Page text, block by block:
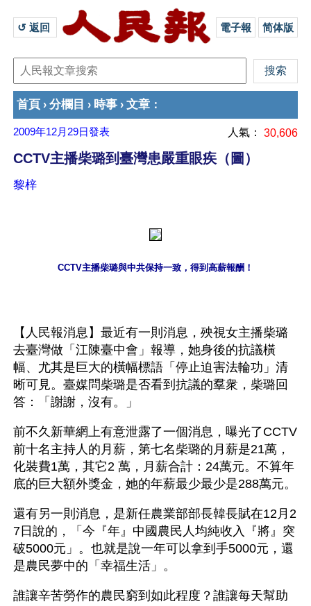
↺ 返回 電子報 简体版
首頁 › 分欄目 › 時事 › 文章 ：
2009年12月29日發表 人氣： 30,606
CCTV主播柴璐到臺灣患嚴重眼疾（圖）
黎梓
CCTV主播柴璐與中共保持一致，得到高薪報酬！
【人民報消息】最近有一則消息，殃視女主播柴璐
去臺灣做「江陳臺中會」報導，她身後的抗議橫
幅、尤其是巨大的橫幅標語「停止迫害法輪功」清
晰可見。臺媒問柴璐是否看到抗議的羣衆，柴璐回
答：「謝謝，沒有。」
前不久新華網上有意泄露了一個消息，曝光了CCTV
前十名主持人的月薪，第七名柴璐的月薪是21萬，
化裝費1萬，其它2 萬，月薪合計：24萬元。不算年
底的巨大額外獎金，她的年薪最少最少是288萬元。
還有另一則消息，是新任農業部部長韓長賦在12月2
7日說的，「今『年』中國農民人均純收入『將』突
破5000元」。也就是說一年可以拿到手5000元，還
是農民夢中的「幸福生活」。
誰讓辛苦勞作的農民窮到如此程度？誰讓每天幫助